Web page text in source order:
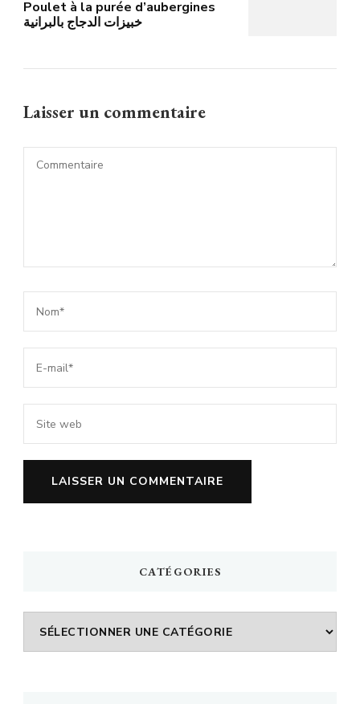
Poulet à la purée d’aubergines
خبيزات الدجاج بالبرانية
Laisser un commentaire
CATÉGORIES
Catégories